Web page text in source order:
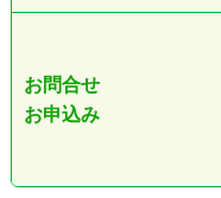
お問合せ
お申込み